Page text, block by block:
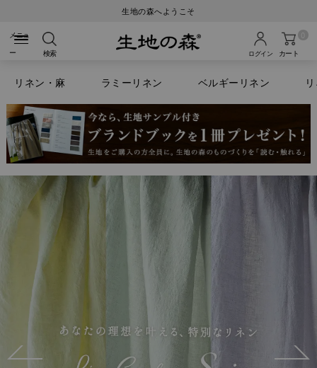
生地の森へようこそ
検索 ログイン カート
リネン・麻 ラミーリネン ベルギーリネン